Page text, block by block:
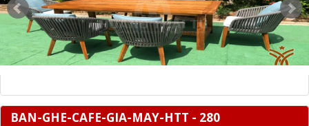
BAN-GHE-CAFE-GIA-MAY-HTT - 280